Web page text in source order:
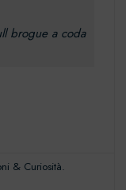
brogue a coda
& Curiosità.